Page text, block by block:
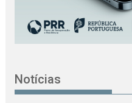
Notícias